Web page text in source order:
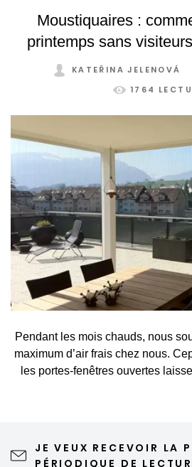
de protection solaire adapté,
pouvez profiter de votre jardin
Moustiquaires :
printemps sans
KATEŘINA JELENOVÁ
1764
Pendant les mois chauds, nous
maximum d’air frais chez nous.
les portes-fenêtres ouvertes
du printemps et de l’été. Une
JE VEUX RECEVOIR LA
PÉRIODIQUE DE